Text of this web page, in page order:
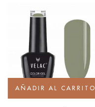
AÑADIR AL CARRITO